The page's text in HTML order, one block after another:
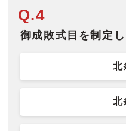
Q.4
御成敗式目を制定
北
北